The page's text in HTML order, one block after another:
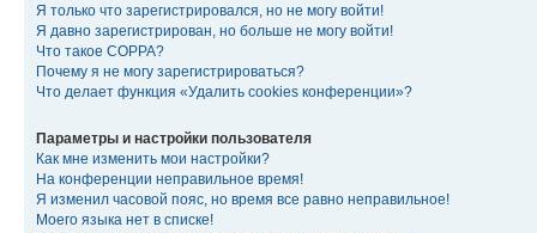
Я только что зарегистрировался, но не могу войти!
Я давно зарегистрирован, но больше не могу войти!
Что такое COPPA?
Почему я не могу зарегистрироваться?
Что делает функция «Удалить cookies конференции»?
Параметры и настройки пользователя
Как мне изменить мои настройки?
На конференции неправильное время!
Я изменил часовой пояс, но время все равно неправильное!
Моего языка нет в списке!